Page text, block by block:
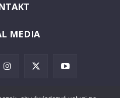
MEDIA